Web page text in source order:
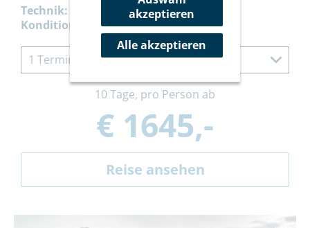
Technik:
Kondition:
1 Termin à 10 Tage
10 Tage, pro Person ab
€ 1645,-
Reise ansehen
akzeptieren
Alle akzeptieren